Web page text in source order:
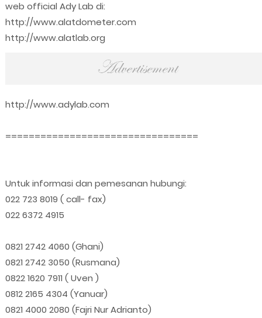
web official Ady Lab di:
http://www.alatdometer.com
http://www.alatlab.org
http://www.adylab.com
=================================
Untuk informasi dan pemesanan hubungi:
022 723 8019 ( call- fax)
022 6372 4915
0821 2742 4060 (Ghani)
0821 2742 3050 (Rusmana)
0822 1620 7911 ( Uven )
0812 2165 4304 (Yanuar)
0821 4000 2080 (Fajri Nur Adrianto)